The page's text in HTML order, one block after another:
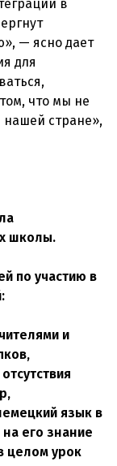
в
— ясно дает
для
что мы не
стране»,
школы.
по участию в
и
язык в
его знание
целом урок